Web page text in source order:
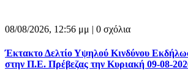
08/08/2026, 12:56 μμ | 0 σχόλια
Έκτακτο Δελτίο Υψηλού Κινδύνου
στην Π.Ε. Πρέβεζας την Κυριακή 09-08-